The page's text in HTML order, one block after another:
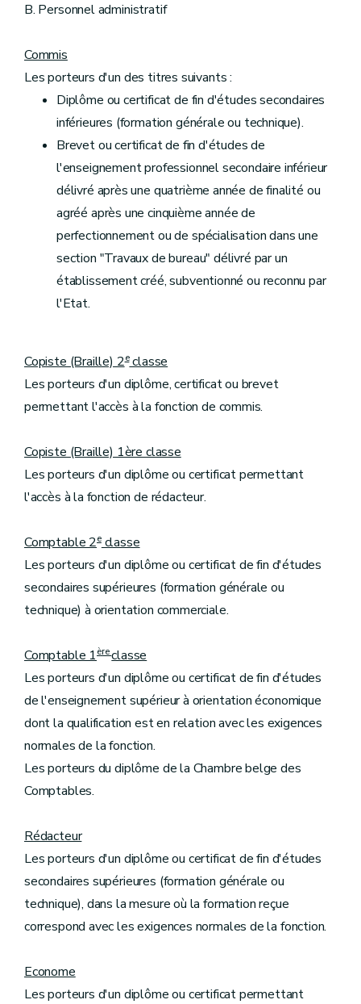
B. Personnel administratif
Commis
Les porteurs d'un des titres suivants :
Diplôme ou certificat de fin d'études secondaires
inférieures (formation générale ou technique).
Brevet ou certificat de fin d'études de
l'enseignement professionnel secondaire inférieur
délivré après une quatrième année de finalité ou
agréé après une cinquième année de
perfectionnement ou de spécialisation dans une
section "Travaux de bureau" délivré par un
établissement créé, subventionné ou reconnu par
l'Etat.
Copiste (Braille) 2eclasse
Les porteurs d'un diplôme, certificat ou brevet
permettant l'accès à la fonction de commis.
Copiste (Braille) 1ère classe
Les porteurs d'un diplôme ou certificat permettant
l'accès à la fonction de rédacteur.
Comptable 2eclasse
Les porteurs d'un diplôme ou certificat de fin d'études
secondaires supérieures (formation générale ou
technique) à orientation commerciale.
Comptable 1èreclasse
Les porteurs d'un diplôme ou certificat de fin d'études
de l'enseignement supérieur à orientation économique
dont la qualification est en relation avec les exigences
normales de la fonction.
Les porteurs du diplôme de la Chambre belge des
Comptables.
Rédacteur
Les porteurs d'un diplôme ou certificat de fin d'études
secondaires supérieures (formation générale ou
technique), dans la mesure où la formation reçue
correspond avec les exigences normales de la fonction.
Econome
Les porteurs d'un diplôme ou certificat permettant